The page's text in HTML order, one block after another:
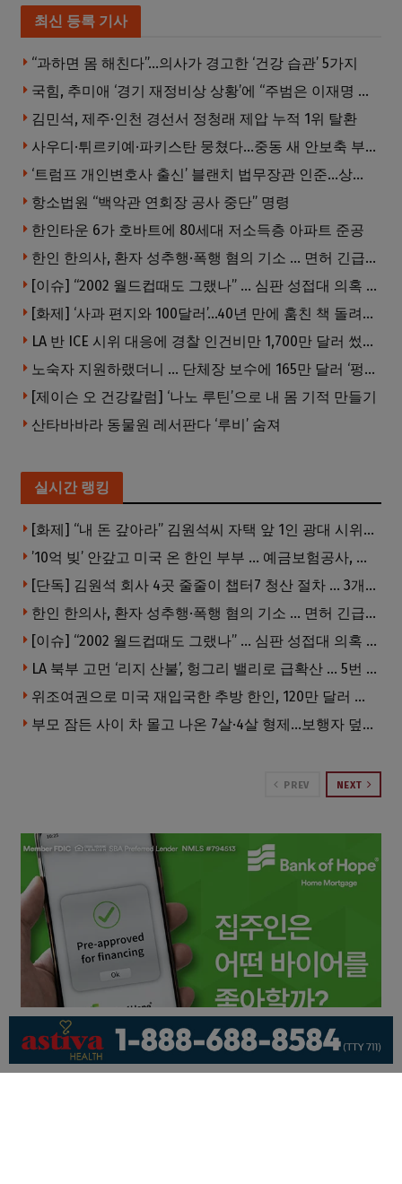
최신 등록 기사
“과하면 몸 해친다”…의사가 경고한 ‘건강 습관’ 5가지
국힘, 추미애 ‘경기 재정비상 상황’에 “주범은 이재명 전 지사”
김민석, 제주·인천 경선서 정청래 제압 누적 1위 탈환
사우디·튀르키예·파키스탄 뭉쳤다…중동 새 안보축 부상하나
‘트럼프 개인변호사 출신’ 블랜치 법무장관 인준…상원 50대49 가결
항소법원 “백악관 연회장 공사 중단” 명령
한인타운 6가 호바트에 80세대 저소득층 아파트 준공
한인 한의사, 환자 성추행·폭행 혐의 기소 … 면허 긴급정지
[이슈] “2002 월드컵때도 그랬나” … 심판 성접대 의혹 해외로 일파만파, 4강 신화까지 불똥
[화제] ‘사과 편지와 100달러’…40년 만에 훔친 책 돌려준 절도범
LA 반 ICE 시위 대응에 경찰 인건비만 1,700만 달러 썼다.
노숙자 지원하랬더니 … 단체장 보수에 165만 달러 ‘펑펑’
[제이슨 오 건강칼럼] ‘나노 루틴’으로 내 몸 기적 만들기
산타바바라 동물원 레서판다 ‘루비’ 숨져
실시간 랭킹
[화제] “내 돈 갚아라” 김원석씨 자택 앞 1인 광대 시위 … 한인 투자사, “108만 달러 못받아”
’10억 빚’ 안갚고 미국 온 한인 부부 … 예금보험공사, 미국서 소송
[단독] 김원석 회사 4곳 줄줄이 챕터7 청산 절차 … 3개 법인 같은 날 동시 파산 신청
한인 한의사, 환자 성추행·폭행 혐의 기소 … 면허 긴급정지
[이슈] “2002 월드컵때도 그랬나” … 심판 성접대 의혹 해외로 일파만파, 4강 신화까지 불똥
LA 북부 고먼 ‘리지 산불’, 헝그리 밸리로 급확산 … 5번 Fwy 양방향 전면 폐쇄
위조여권으로 미국 재입국한 추방 한인, 120만 달러 은행 사기 행각
부모 잠든 사이 차 몰고 나온 7살·4살 형제…보행자 덮쳐 중태
PREV NEXT